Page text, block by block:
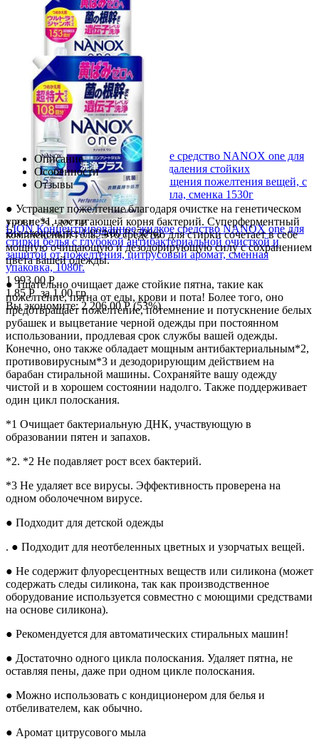
LION Концентрированное жидкое средство NANOX one для
стирки с «супер-энзимами» для удаления стойких
загрязнений, запахов и предотвращения пожелтения вещей, с
легким ароматом цитрусового мыла, сменка 1530г
2 005.00 Р
1.31 Рза 1.00 гр
Вы экономите:1 994.00 Р(50%)
LION Концентрированное жидкое средство NANOX one для
стирки белья с глубокой антибактериальной очисткой и
защитой от пожелтения, цитрусовый аромат, сменная
упаковка, 1080г.
1 993.00 Р
1.85 Рза 1.00 гр
Вы экономите: 2 206.00 Р(53%)
Описание
Особенности
Отзывы
● Устраняет пожелтение благодаря очистке на генетическом
уровне*1, достигающей корня бактерий. Суперферментный
комплексный гель. Это средство для стирки сочетает в себе
мощную очищающую и дезодорирующую силу с сохранением
цвета вашей одежды.
● Тщательно очищает даже стойкие пятна, такие как
пожелтение, пятна от еды, крови и пота! Более того, оно
предотвращает пожелтение, потемнение и потускнение белых
рубашек и выцветание черной одежды при постоянном
использовании, продлевая срок службы вашей одежды.
Конечно, оно также обладает мощным антибактериальным*2,
противовирусным*3 и дезодорирующим действием на
барабан стиральной машины. Сохраняйте вашу одежду
чистой и в хорошем состоянии надолго. Также поддерживает
один цикл полоскания.
*1 Очищает бактериальную ДНК, участвующую в
образовании пятен и запахов.
*2. *2 Не подавляет рост всех бактерий.
*3 Не удаляет все вирусы. Эффективность проверена на
одном оболочечном вирусе.
● Подходит для детской одежды
. ● Подходит для неотбеленных цветных и узорчатых вещей.
● Не содержит флуоресцентных веществ или силикона (может
содержать следы силикона, так как производственное
оборудование используется совместно с моющими средствами
на основе силикона).
● Рекомендуется для автоматических стиральных машин!
● Достаточно одного цикла полоскания. Удаляет пятна, не
оставляя пены, даже при одном цикле полоскания.
● Можно использовать с кондиционером для белья и
отбеливателем, как обычно.
● Аромат цитрусового мыла